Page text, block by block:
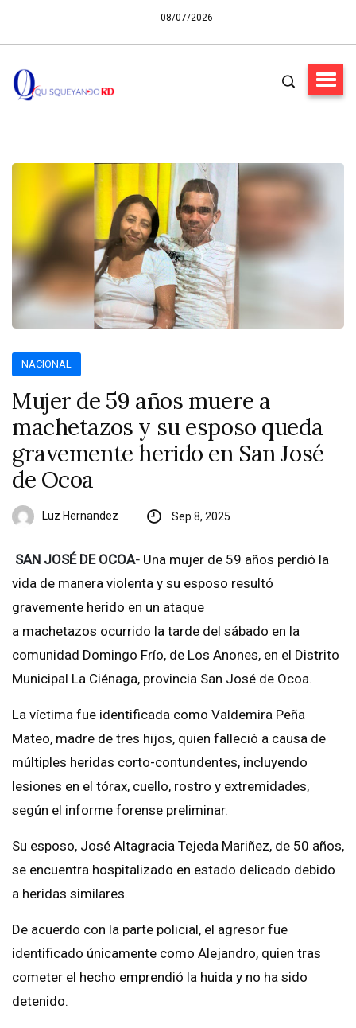
08/07/2026
NACIONAL
Mujer de 59 años muere a
machetazos y su esposo queda
gravemente herido en San José
de Ocoa
Luz Hernandez Sep 8, 2025
SAN JOSÉ DE OCOA- Una mujer de 59 años perdió la
vida de manera violenta y su esposo resultó
gravemente herido en un ataque
a machetazos ocurrido la tarde del sábado en la
comunidad Domingo Frío, de Los Anones, en el Distrito
Municipal La Ciénaga, provincia San José de Ocoa.
La víctima fue identificada como Valdemira Peña
Mateo, madre de tres hijos, quien falleció a causa de
múltiples heridas corto-contundentes, incluyendo
lesiones en el tórax, cuello, rostro y extremidades,
según el informe forense preliminar.
Su esposo, José Altagracia Tejeda Mariñez, de 50 años,
se encuentra hospitalizado en estado delicado debido
a heridas similares.
De acuerdo con la parte policial, el agresor fue
identificado únicamente como Alejandro, quien tras
cometer el hecho emprendió la huida y no ha sido
detenido.